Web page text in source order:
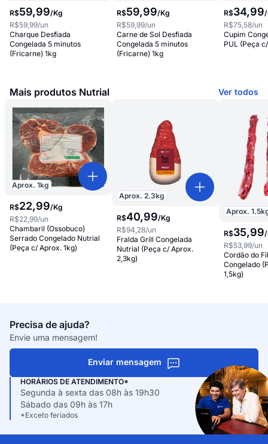
R$59,99/Kg
R$59,99/un
Charque Desfiada
Congelada 5 minutos
(Fricarne) 1kg
R$59,99/Kg
R$59,99/un
Carne de Sol Desfiada
Congelada 5 minutos
(Fricarne) 1kg
R$34,99/
R$75,58/un
Cupim
PUL (Peça
Mais produtos Nutrial Ver todos
Aprox. 1kg
R$22,99/Kg
R$22,99/un
Chambaril (Ossobuco)
Serrado Congelado Nutrial
(Peça c/ Aprox. 1kg)
Aprox.2.3kg
R$40,99/Kg
R$94,28/un
Fralda Grill Congelada
Nutrial (Peça c/ Aprox.
2,3kg)
Aprox.1.5
R$35,99/
R$53,99/un
Cordão do
Congelado
1,5kg)
Precisa de ajuda?
Envie uma mensagem!
Enviar mensagem
HORÁRIOS DE ATENDIMENTO*
Segunda à sexta das 08h às 19h30
Sábado das 09h às 17h
*Exceto feriados